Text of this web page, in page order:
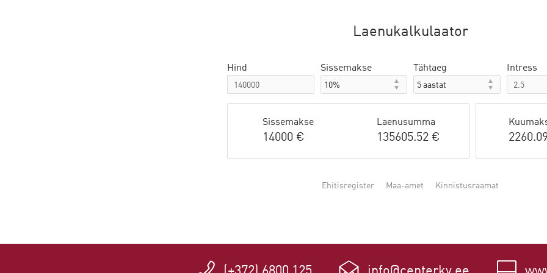
Laenukalkulaator
Hind Sissemakse Tähtaeg Intress
Sissemakse
14000 €
Laenusumma
135605.52 €
Ehitisregister Maa-amet Kinnistusraamat